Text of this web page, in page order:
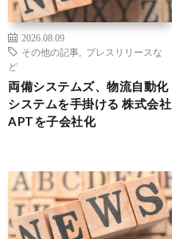
2026.08.09
その他の記事
プレスリリースな
ど
両備システムズ、物流自動化
システムを手掛ける 株式会社
APTを子会社化